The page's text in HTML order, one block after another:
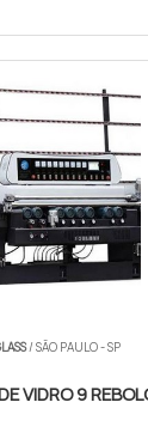
/ SÃO PAULO - SP
VIDRO 9